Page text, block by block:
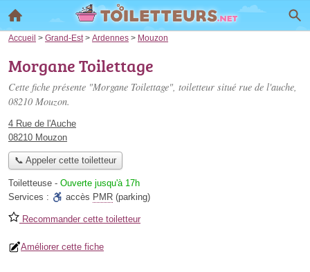
Accueil > Grand-Est > Ardennes > Mouzon
Morgane Toilettage
Cette fiche présente "Morgane Toilettage", toiletteur situé rue de l'auche,
08210 Mouzon.
4 Rue de l'Auche
08210 Mouzon
📞 Appeler cette toiletteur
Toiletteuse - Ouverte jusqu'à 17h
Services :
accès PMR (parking)
Recommander cette toiletteur
Améliorer cette fiche